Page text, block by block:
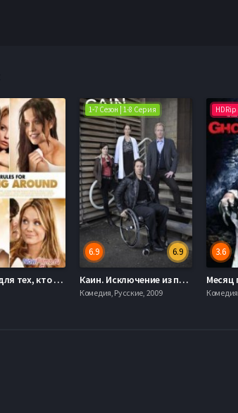
10 правил для тех, кто спит с кем попало (2014)
1-7 Сезон | 1-8 Серия
6.9
6.9
Каин. Исключение из правил (1-7 Сезон)
Комедия, Русские, 2009
HDRip
3.6
Месяц